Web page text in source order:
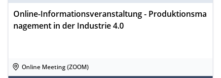
Online-Informationsveranstaltung - Produktionsma
nagement in der Industrie 4.0
Online Meeting (ZOOM)